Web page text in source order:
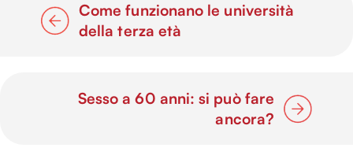
Come funzionano le università
della terza età
Sesso a 60 anni: si può fare
ancora?